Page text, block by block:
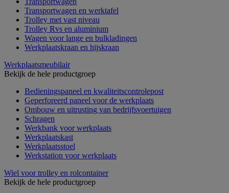
Transportwagen en werktafel
Trolley met vast niveau
Trolley Rvs en aluminium
Wagen voor lange en bulkladingen
Werkplaatskraan en hijskraan
Werkplaatsmeubilair
Bekijk de hele productgroep
Bedieningspaneel en kwaliteitscontrolepost
Geperforeerd paneel voor de werkplaats
Ombouw en uitrusting van bedrijfsvoertuigen
Schragen
Werkbank voor werkplaats
Werkplaatskast
Werkplaatsstoel
Werkstation voor werkplaats
Wiel voor trolley en rolcontainer
Bekijk de hele productgroep